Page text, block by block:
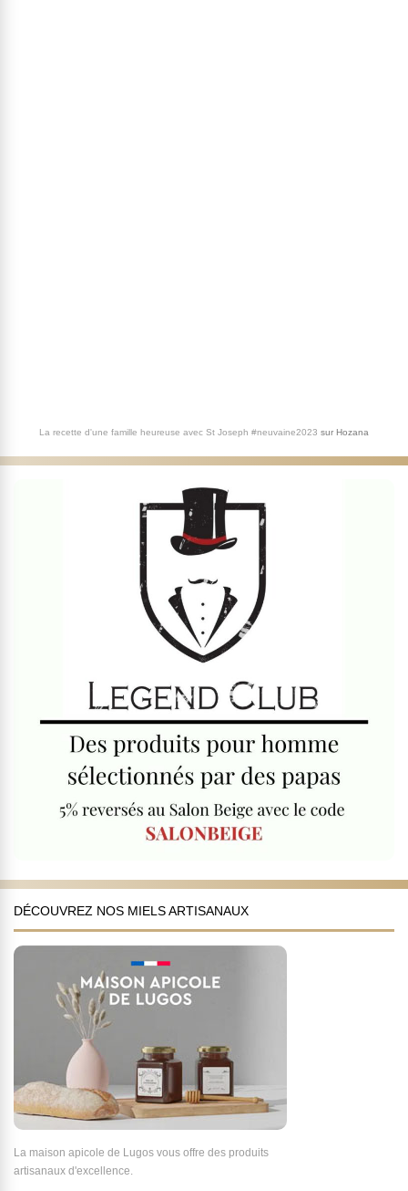
La recette d'une famille heureuse avec St Joseph #neuvaine2023 sur Hozana
DÉCOUVREZ NOS MIELS ARTISANAUX
La maison apicole de Lugos vous offre des produits
artisanaux d'excellence.